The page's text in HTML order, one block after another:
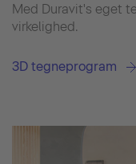
Med Duravit's eget
virkelighed.
3D tegneprogram